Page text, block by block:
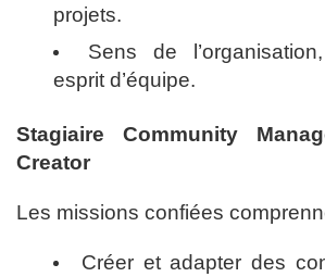
projets.
Sens de
esprit d’équipe.
Stagiaire Community
Creator
Les missions confiées
Créer et adapter des